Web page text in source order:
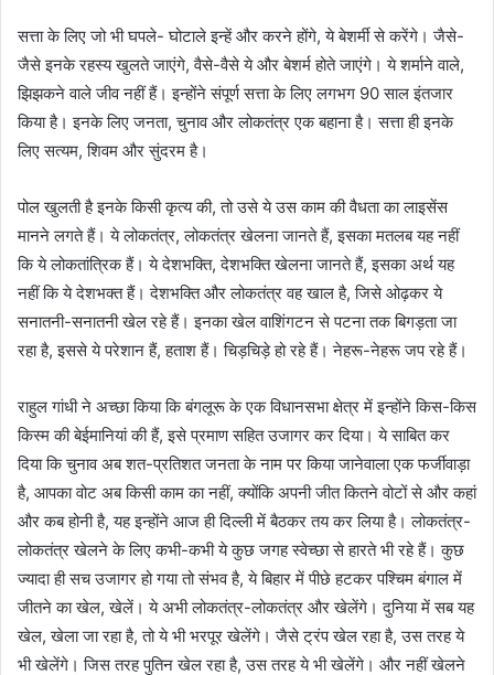
सत्ता के लिए जो भी घपले- घोटाले इन्हें और करने होंगे, ये बेशर्मी से करेंगे। जैसे-
जैसे इनके रहस्य खुलते जाएंगे, वैसे-वैसे ये और बेशर्म होते जाएंगे। ये शर्माने वाले,
झिझकने वाले जीव नहीं हैं। इन्होंने संपूर्ण सत्ता के लिए लगभग 90 साल इंतजार
किया है। इनके लिए जनता, चुनाव और लोकतंत्र एक बहाना है। सत्ता ही इनके
लिए सत्यम, शिवम और सुंदरम है।
पोल खुलती है इनके किसी कृत्य की, तो उसे ये उस काम की वैधता का लाइसेंस
मानने लगते हैं। ये लोकतंत्र, लोकतंत्र खेलना जानते हैं, इसका मतलब यह नहीं
कि ये लोकतांत्रिक हैं। ये देशभक्ति, देशभक्ति खेलना जानते हैं, इसका अर्थ यह
नहीं कि ये देशभक्त हैं। देशभक्ति और लोकतंत्र वह खाल है, जिसे ओढ़कर ये
सनातनी-सनातनी खेल रहे हैं। इनका खेल वाशिंगटन से पटना तक बिगड़ता जा
रहा है, इससे ये परेशान हैं, हताश हैं। चिड़चिड़े हो रहे हैं। नेहरू-नेहरू जप रहे हैं।
राहुल गांधी ने अच्छा किया कि बंगलूरू के एक विधानसभा क्षेत्र में इन्होंने किस-किस
किस्म की बेईमानियां की हैं, इसे प्रमाण सहित उजागर कर दिया। ये साबित कर
दिया कि चुनाव अब शत-प्रतिशत जनता के नाम पर किया जानेवाला एक फर्जीवाड़ा
है, आपका वोट अब किसी काम का नहीं, क्योंकि अपनी जीत कितने वोटों से और कहां
और कब होनी है, यह इन्होंने आज ही दिल्ली में बैठकर तय कर लिया है। लोकतंत्र-
लोकतंत्र खेलने के लिए कभी-कभी ये कुछ जगह स्वेच्छा से हारते भी रहे हैं। कुछ
ज्यादा ही सच उजागर हो गया तो संभव है, ये बिहार में पीछे हटकर पश्चिम बंगाल में
जीतने का खेल, खेलें। ये अभी लोकतंत्र-लोकतंत्र और खेलेंगे। दुनिया में सब यह
खेल, खेला जा रहा है, तो ये भी भरपूर खेलेंगे। जैसे ट्रंप खेल रहा है, उस तरह ये
भी खेलेंगे। जिस तरह पुतिन खेल रहा है, उस तरह ये भी खेलेंगे। और नहीं खेलने